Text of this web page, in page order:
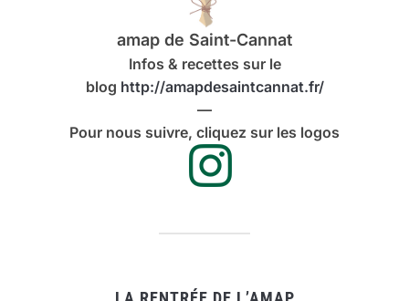
amap de Saint-Cannat
Infos & recettes sur le
blog http://amapdesaintcannat.fr/
—
Pour nous suivre, cliquez sur les logos